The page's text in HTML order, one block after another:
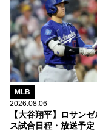
MLB
2026.08.06
【大谷翔平】ロサン
ス試合日程・放送予定